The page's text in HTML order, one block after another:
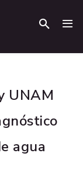
UNAM
agua